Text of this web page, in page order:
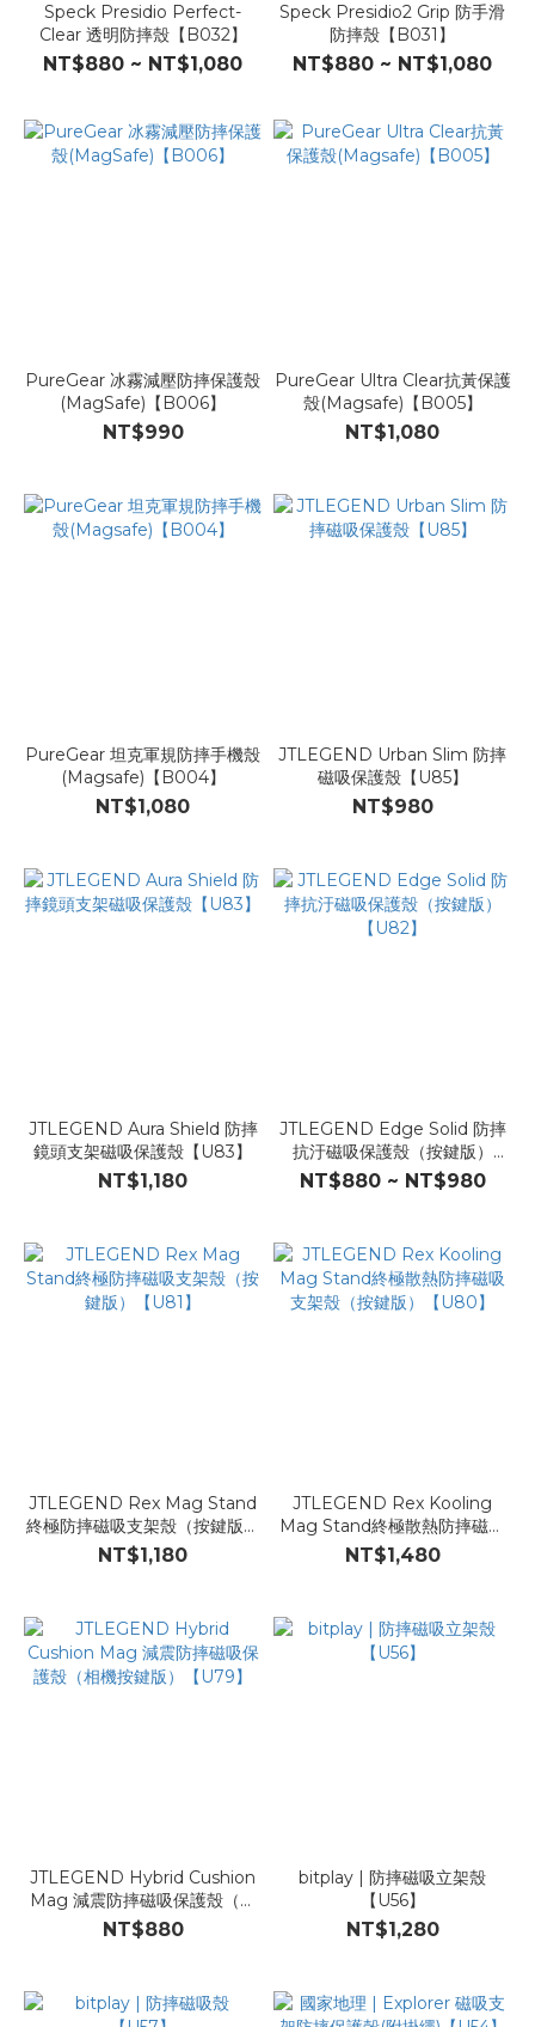
Speck Presidio Perfect-
Clear 透明防摔殼【B032】
NT$880 ~ NT$1,080
Speck Presidio2 Grip 防手滑
防摔殼【B031】
NT$880 ~ NT$1,080
PureGear 冰霧減壓防摔保護殼
(MagSafe)【B006】
NT$990
PureGear Ultra Clear抗黃保護
殼(Magsafe)【B005】
NT$1,080
PureGear 坦克軍規防摔手機殼
(Magsafe)【B004】
NT$1,080
JTLEGEND Urban Slim 防摔
磁吸保護殼【U85】
NT$980
JTLEGEND Aura Shield 防摔
鏡頭支架磁吸保護殼【U83】
NT$1,180
JTLEGEND Edge Solid 防摔
抗汙磁吸保護殼（按鍵版）
【U82】
NT$880 ~ NT$980
JTLEGEND Rex Mag Stand
終極防摔磁吸支架殼（按鍵版）
【U81】
NT$1,180
JTLEGEND Rex Kooling
Mag Stand終極散熱防摔磁吸
支架殼（按鍵版）【U80】
NT$1,480
JTLEGEND Hybrid Cushion
Mag 減震防摔磁吸保護殼（相
機按鍵版）【U79】
NT$880
bitplay | 防摔磁吸立架殼
【U56】
NT$1,280